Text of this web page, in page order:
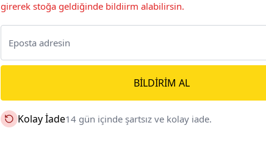
girerek stoğa geldiğinde bildiirm alabilirsin.
BILDIRIM AL
Kolay İade14 gün içinde şartsız ve kolay iade.